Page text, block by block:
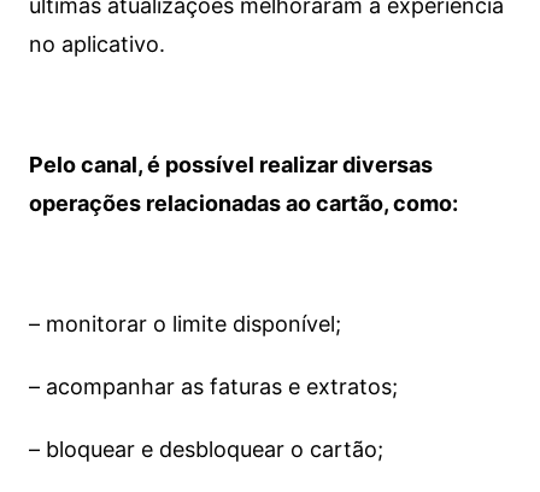
últimas atualizações melhoraram a experiência
no aplicativo.
Pelo canal, é possível realizar diversas
operações relacionadas ao cartão, como:
– monitorar o limite disponível;
– acompanhar as faturas e extratos;
– bloquear e desbloquear o cartão;